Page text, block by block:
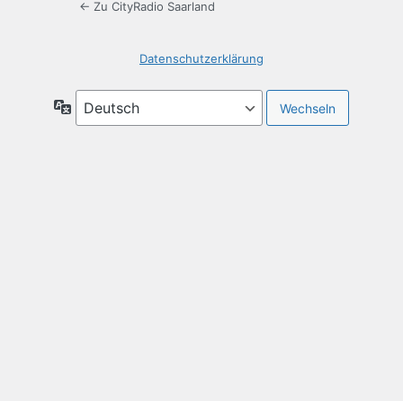
← Zu CityRadio Saarland
Datenschutzerklärung
Sprache